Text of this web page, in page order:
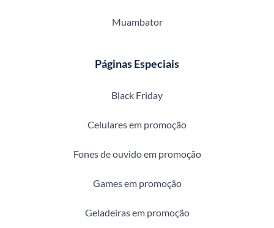
Muambator
Páginas Especiais
Black Friday
Celulares em promoção
Fones de ouvido em promoção
Games em promoção
Geladeiras em promoção